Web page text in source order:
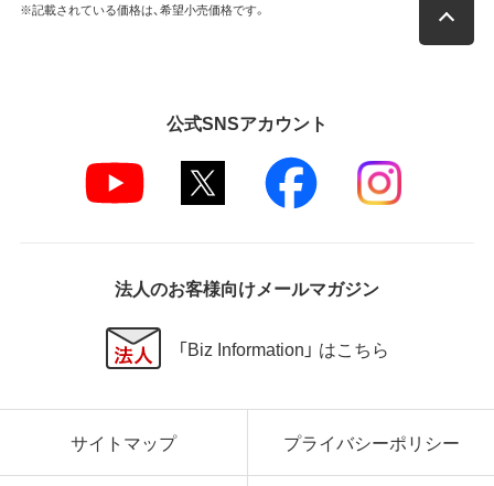
※記載されている価格は、希望小売価格です。
公式SNSアカウント
法人のお客様向けメールマガジン
「Biz Information」 はこちら
サイトマップ プライバシーポリシー